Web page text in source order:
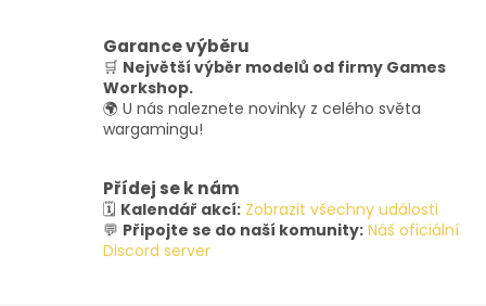
Garance výběru
🛒 Největší výběr modelů od firmy Games
Workshop.
🌍 U nás naleznete novinky z celého světa
wargamingu!
Přídej se k nám
🗓️ Kalendář akcí: Zobrazit všechny události
💬 Připojte se do naší komunity: Náš oficiální
Discord server